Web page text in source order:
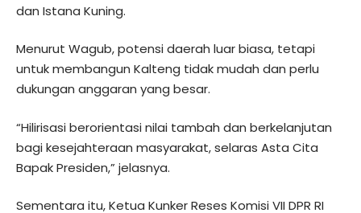
dan Istana Kuning.
Menurut Wagub, potensi daerah luar biasa, tetapi
untuk membangun Kalteng tidak mudah dan perlu
dukungan anggaran yang besar.
“Hilirisasi berorientasi nilai tambah dan berkelanjutan
bagi kesejahteraan masyarakat, selaras Asta Cita
Bapak Presiden,” jelasnya.
Sementara itu, Ketua Kunker Reses Komisi VII DPR RI